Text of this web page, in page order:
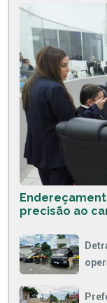
precisão ao